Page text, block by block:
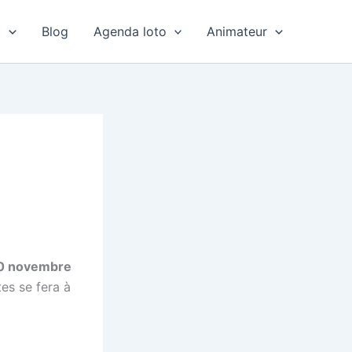
Blog Agenda loto Animateur
novembre
se fera à